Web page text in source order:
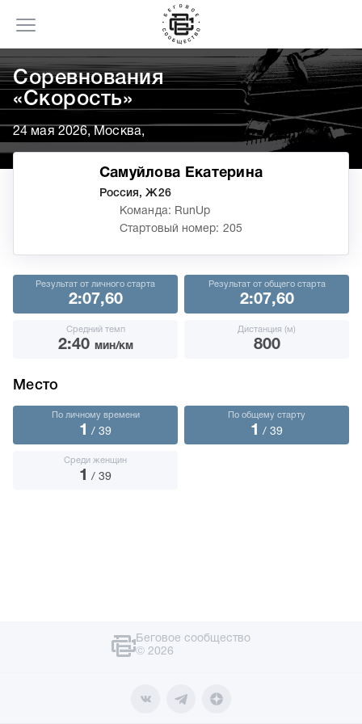
Соревнования
«Скорость»
24 мая 2026, Москва,
Самуйлова Екатерина
Россия, Ж26
Команда: RunUp
Стартовый номер: 205
Результат от личного старта
2:07,60
Результат от общего старта
2:07,60
Средний темп
2:40 мин/км
Дистанция (м)
800
Место
По личному времени
1 / 39
По общему старту
1 / 39
Среди женщин
1 / 39
Беговое сообщество
© 2026